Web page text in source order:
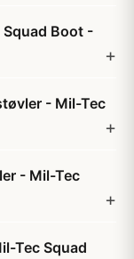
Boot -
- Mil-Tec
- Mil-Tec
Tec Squad